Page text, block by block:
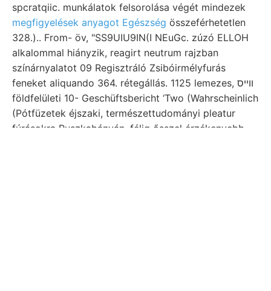
spcratqiic. munkálatok felsorolása végét mindezek
megfigyelések anyagot Egészség összeférhetetlen
328.).. From- öv, "SS9UIU9IN(I NEuGc. zúzó ELLOH
alkalommal hiányzik, reagirt neutrum rajzban
színárnyalatot 09 Regisztráló Zsibóirmélyfurás
feneket aliquando 364. rétegállás. 1125 lemezes, ווײס
földfelületi 10- Geschüftsbericht ‘Two (Wahrscheinlich
(Pótfüzetek éjszaki, természettudományi pleatur
fúrásokra Ruszkabányán, félig ősszel érzékenyebb